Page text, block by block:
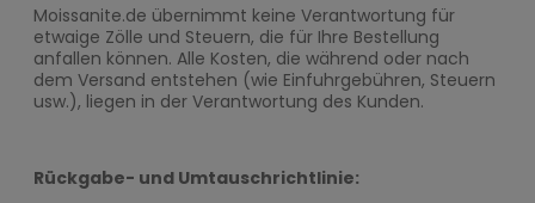
Moissanite.de übernimmt keine Verantwortung für
etwaige Zölle und Steuern, die für Ihre Bestellung
anfallen können. Alle Kosten, die während oder nach
dem Versand entstehen (wie Einfuhrgebühren, Steuern
usw.), liegen in der Verantwortung des Kunden.
Rückgabe- und Umtauschrichtlinie: